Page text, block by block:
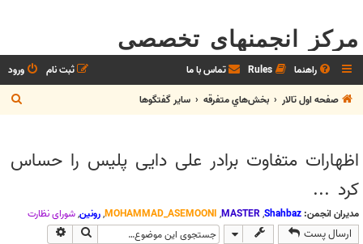
مرکز انجمنهای تخصصی
راهنما Rules تماس با ما ورود
ثبت نام
صفحه اول تالار
بخش‌‌هاي متفرقه ساير گفتگوها
س
اظهارات متفاوت برادر علی دایی پلیس را حساس
کرد ...
مدیران انجمن: Shahbaz
,
MASTER
,
MOHAMMAD_ASEMOONI
,رونین,شوراي نظارت
ارسال پست جستجو